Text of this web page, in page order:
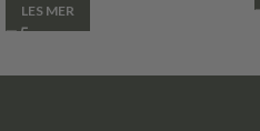
LES MER